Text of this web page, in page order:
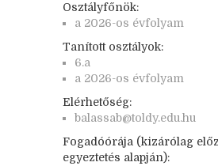
Osztályfőnök:
a 2026-os évfolyam
Tanított osztályok:
6.a
a 2026-os évfolyam
Elérhetőség:
balassab@toldy.edu.hu
Fogadóórája (kizárólag
egyeztetés alapján):